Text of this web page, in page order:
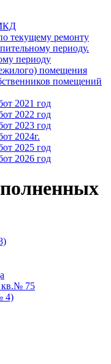
текущему ремонту
периоду.
периоду
помещения
помещений
2021 год
2022 год
2023 год
2024г.
2025 год
2026 год
кв.№ 75
4)